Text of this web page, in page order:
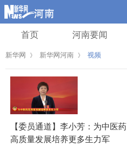
首页 河南要闻
新华网 》 新华网河南 》 视频
【委员通道】李小芳：为中医药
高质量发展培养更多生力军